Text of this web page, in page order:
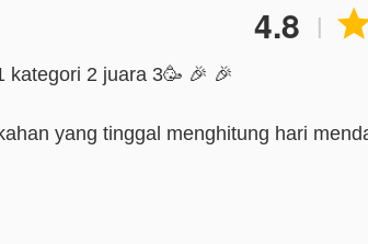
4.8 |
Karya ini telah terpilih sebagai pemenang YAAW 2026 periode 1 kategori 2 juara 3🥳 🎉 🎉
yang tinggal menghitung hari
sahabat yang selama ini ia percayai